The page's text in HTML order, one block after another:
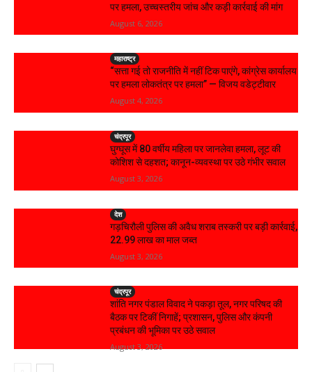
पर हमला, उच्चस्तरीय जांच और कड़ी कार्रवाई की मांग
August 6, 2026
महाराष्ट्र
“सत्ता गई तो राजनीति में नहीं टिक पाएंगे, कांग्रेस कार्यालय
पर हमला लोकतंत्र पर हमला” — विजय वडेट्टीवार
August 4, 2026
चंद्रपूर
घुग्घूस में 80 वर्षीय महिला पर जानलेवा हमला, लूट की
कोशिश से दहशत; कानून-व्यवस्था पर उठे गंभीर सवाल
August 3, 2026
देश
गड़चिरौली पुलिस की अवैध शराब तस्करी पर बड़ी कार्रवाई,
₹22.99 लाख का माल जब्त
August 3, 2026
चंद्रपूर
शांति नगर पंडाल विवाद ने पकड़ा तूल, नगर परिषद की
बैठक पर टिकीं निगाहें; प्रशासन, पुलिस और कंपनी
प्रबंधन की भूमिका पर उठे सवाल
August 3, 2026